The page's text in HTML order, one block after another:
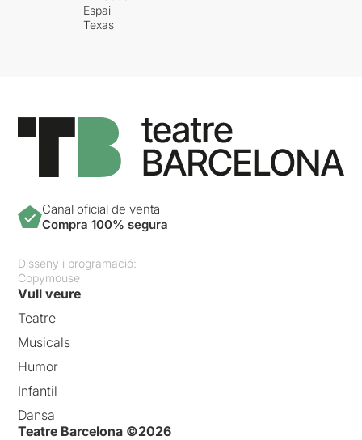
Espai
Texas
Canal oficial de venta
Compra 100% segura
Disseny i programació:
Copymouse
Vull veure
Teatre
Musicals
Humor
Infantil
Dansa
Teatre Barcelona ©2026